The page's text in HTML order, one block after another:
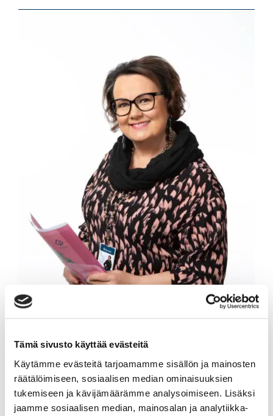
Tämä sivusto käyttää evästeitä
Käytämme evästeitä tarjoamamme sisällön ja mainosten
räätälöimiseen, sosiaalisen median ominaisuuksien
tukemiseen ja kävijämäärämme analysoimiseen. Lisäksi
jaamme sosiaalisen median, mainosalan ja analytiikka-
PIA HÄNNINEN
Yrittäjä, kiinteistönvälittäjä LKV, KiAT,
kaupanvahvistaja